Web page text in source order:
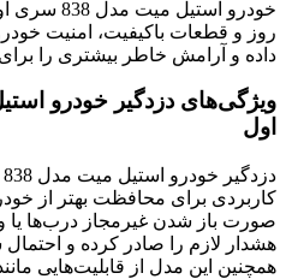
خودرو
روز و قطعات باکیفیت، امنیت
داده و آرامش خاطر بیشتری را
اول
کاربردی برای محافظت بهتر از
صورت باز شدن غیرمجاز درب‌ها یا
هشدار لازم را صادر کرده و
همچنین این مدل از قابلیت‌هایی